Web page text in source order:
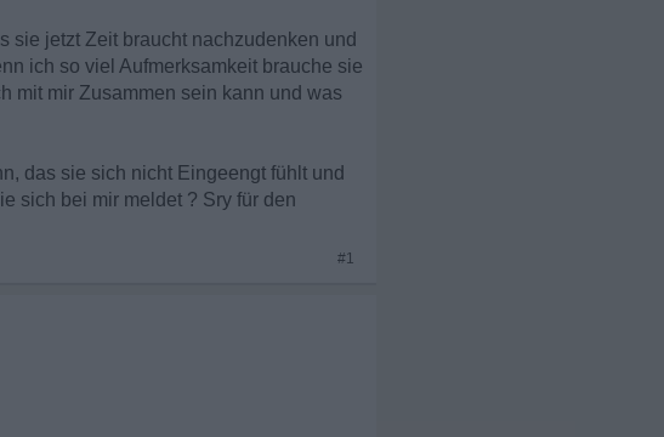
sie jetzt Zeit braucht nachzudenken und
ich so viel Aufmerksamkeit brauche sie
mit mir Zusammen sein kann und was
das sie sich nicht Eingeengt fühlt und
sich bei mir meldet ? Sry für den
#1